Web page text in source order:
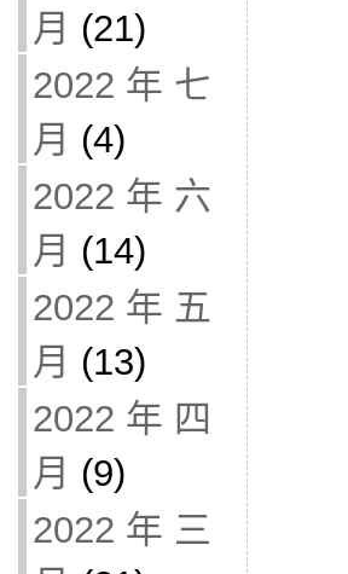
月 (21)
2022 年 七
月 (4)
2022 年 六
月 (14)
2022 年 五
月 (13)
2022 年 四
月 (9)
2022 年 三